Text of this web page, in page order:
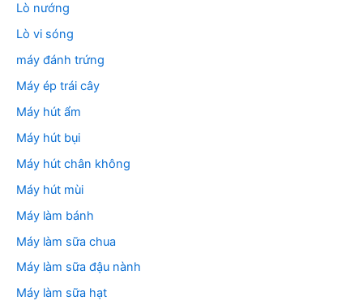
Lò nướng
Lò vi sóng
máy đánh trứng
Máy ép trái cây
Máy hút ẩm
Máy hút bụi
Máy hút chân không
Máy hút mùi
Máy làm bánh
Máy làm sữa chua
Máy làm sữa đậu nành
Máy làm sữa hạt